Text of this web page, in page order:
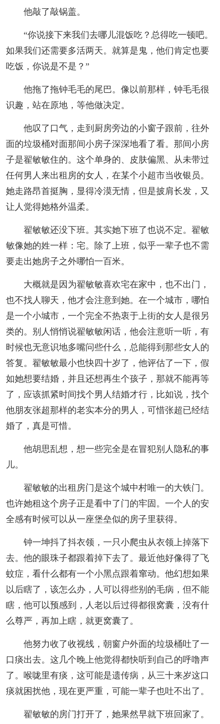
他敲了敲锅盖。
“你说接下来我们去哪儿混饭吃？总得吃一顿吧。
如果我们还需要多活两天。就算是鬼，他们肯定也要
吃饭，你说是不是？”
他拖了拖钟毛毛的尾巴。像以前那样，钟毛毛很
识趣，站在原地，等他做决定。
他叹了口气，走到厨房旁边的小窗子跟前，往外
面的垃圾桶对面那间小房子深深地看了看。那间小房
子是翟敏敏住的。这个单身的、皮肤偏黑、从未带过
任何男人来出租房的女人，在某个小超市当收银员。
她走路昂首挺胸，显得冷漠无情，但是披肩长发，又
让人觉得她格外温柔。
翟敏敏还没下班。其实她下班了也说不定。翟敏
敏像她的姓一样：宅。除了上班，似乎一辈子也不需
要走出她房子之外哪怕一百米。
大概就是因为翟敏敏喜欢宅在家中，也不出门，
也不找人聊天，他才会注意到她。在一个城市，哪怕
是一个小城市，一个完全不热衷于上街的女人是很另
类的。别人悄悄说翟敏敏闲话，他会注意听一听，有
时候也无意识地多嘴问些什么，总能得到那些女人的
答复。翟敏敏最小也快四十岁了，他评估了一下，假
如她想要结婚，并且还想再生个孩子，那就不能再等
了，应该抓紧时间找个男人结婚才行，比如说，找个
他朋友张超那样的老实本分的男人，可惜张超已经结
婚了，真是可惜。
他胡思乱想，想一些完全是在冒犯别人隐私的事
儿。
翟敏敏的出租房门是这个城中村唯一的大铁门。
也许她租这个房子正是看中了门的牢固。一个人的安
全感有时候可以从一座堡垒似的房子里获得。
钟一坤抖了抖衣领，一只小爬虫从衣领上掉落下
去。他的眼珠子都跟着掉下去了。最近他好像得了飞
蚊症，看什么都有一个小黑点跟着窜动。他幻想如果
以后瞎了，该怎么办，人可以得些别的毛病，但不能
瞎，他可以预感到，人老以后过得都很窝囊，没有什
么尊严，再加上瞎，就更窝囊了。
他努力收了收视线，朝窗户外面的垃圾桶吐了一
口痰出去。这几个晚上他觉得都快听到自己的呼噜声
了。喉咙里有痰，这可能是遗传病，从三十来岁这口
痰就困扰他，现在更严重，可能一辈子也吐不出了。
翟敏敏的房门打开了，她果然早就下班回家了。